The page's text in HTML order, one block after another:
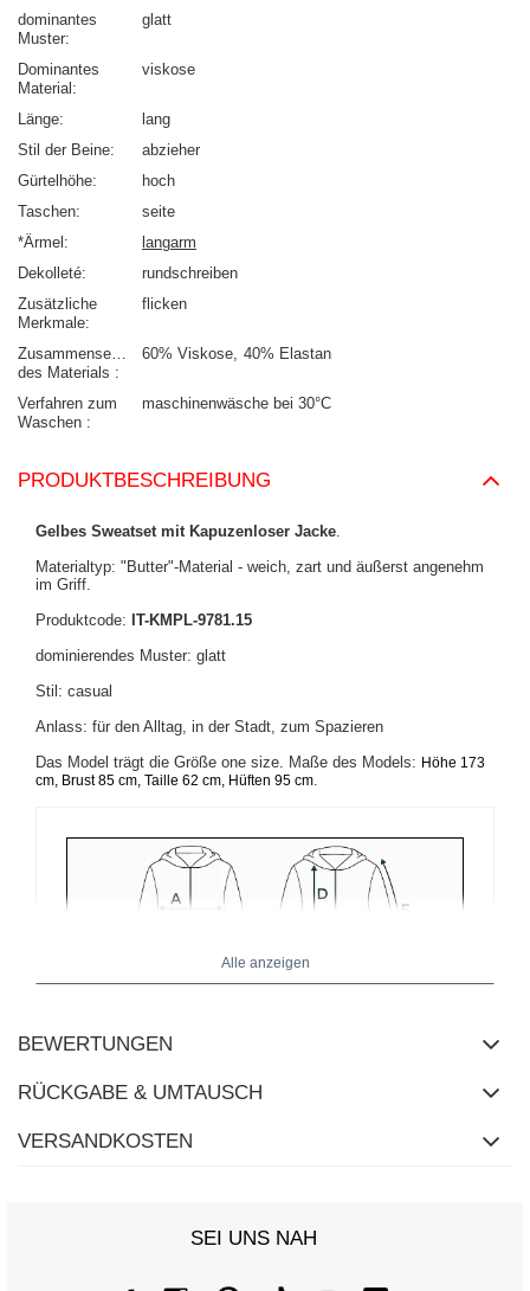
dominantes
Muster
glatt
Dominantes
Material
viskose
Länge
lang
Stil der Beine
abzieher
Gürtelhöhe
hoch
Taschen
seite
*Ärmel
langarm
Dekolleté
rundschreiben
Zusätzliche
Merkmale
flicken
Zusammensetzung
des Materials
60% Viskose 40% Elastan
Verfahren zum
Waschen
maschinenwäsche bei 30°C
PRODUKTBESCHREIBUNG
Gelbes Sweatset mit Kapuzenloser Jacke.
Materialtyp: "Butter"-Material - weich, zart und äußerst angenehm
im Griff.
Produktcode: IT-KMPL-9781.15
dominierendes Muster: glatt
Stil: casual
Anlass: für den Alltag, in der Stadt, zum Spazieren
Das Model trägt die Größe one size. Maße des Models: Höhe 173
cm, Brust 85 cm, Taille 62 cm, Hüften 95 cm.
Alle anzeigen
BEWERTUNGEN
RÜCKGABE & UMTAUSCH
VERSANDKOSTEN
SEI UNS NAH